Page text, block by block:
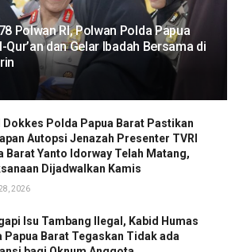
Polwan RI, Polwan Polda Papua
Qur’an dan Gelar Ibadah Bersama di
Dokkes Polda Papua Barat Pastikan
Autopsi Jenazah Presenter TVRI
Barat Yanto Idorway Telah Matang,
Dijadwalkan Kamis
2026
Isu Tambang Ilegal, Kabid Humas
Papua Barat Tegaskan Tidak ada